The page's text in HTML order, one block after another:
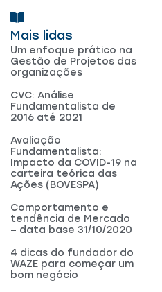
Mais lidas
Um enfoque prático na
Gestão de Projetos das
organizações
CVC: Análise
Fundamentalista de
2016 até 2021
Avaliação
Fundamentalista:
Impacto da COVID-19 na
carteira teórica das
Ações (BOVESPA)
Comportamento e
tendência de Mercado
– data base 31/10/2020
4 dicas do fundador do
WAZE para começar um
bom negócio